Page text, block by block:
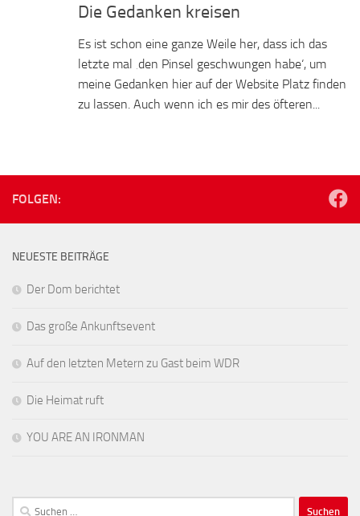
Die Gedanken kreisen
Es ist schon eine ganze Weile her, dass ich das
letzte mal ‚den Pinsel geschwungen habe‘, um
meine Gedanken hier auf der Website Platz finden
zu lassen. Auch wenn ich es mir des öfteren...
FOLGEN:
NEUESTE BEITRÄGE
Der Dom berichtet
Das große Ankunftsevent
Auf den letzten Metern zu Gast beim WDR
Die Heimat ruft
YOU ARE AN IRONMAN
Suchen